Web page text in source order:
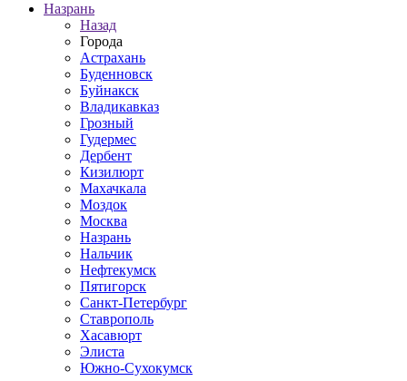
Назрань
Назад
Города
Астрахань
Буденновск
Буйнакск
Владикавказ
Грозный
Гудермес
Дербент
Кизилюрт
Махачкала
Моздок
Москва
Назрань
Нальчик
Нефтекумск
Пятигорск
Санкт-Петербург
Ставрополь
Хасавюрт
Элиста
Южно-Сухокумск